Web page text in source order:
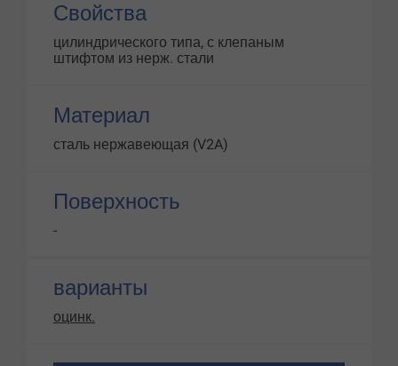
Свойства
цилиндрического типа, с клепаным
штифтом из нерж. стали
Материал
сталь нержавеющая (V2A)
Поверхность
-
варианты
оцинк.